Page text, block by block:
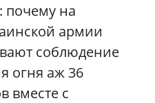
почему на
армии
соблюдение
огня аж 36
вместе с